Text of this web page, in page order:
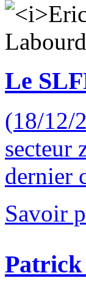
Le
(18/12/
secteur
dernier
Savoir
Patrick